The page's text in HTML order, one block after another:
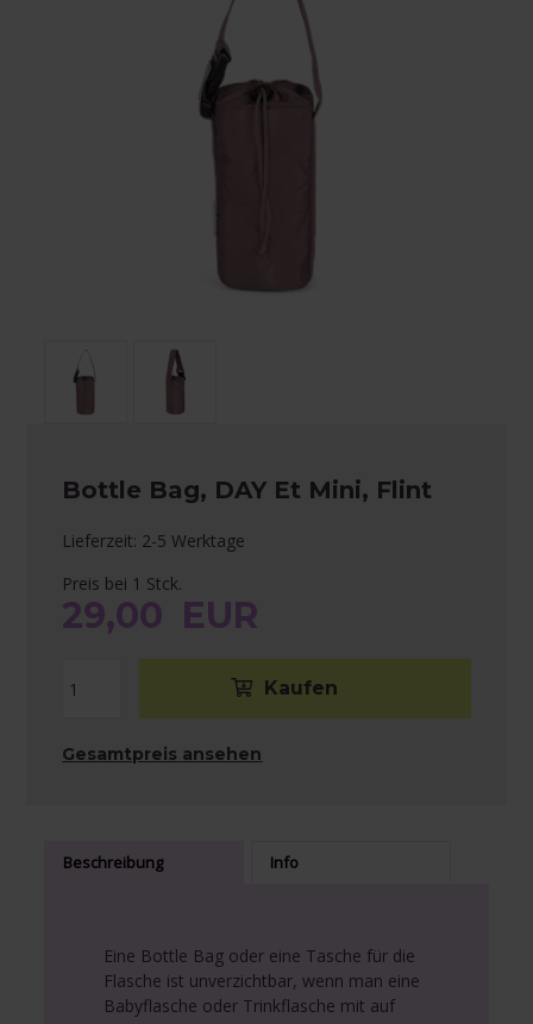
Bottle Bag, DAY Et Mini, Flint
Lieferzeit: 2-5 Werktage
Preis bei 1 Stck.
29,00 EUR
Gesamtpreis ansehen
Beschreibung Info
Eine Bottle Bag oder eine Tasche für die
Flasche ist unverzichtbar, wenn man eine
Babyflasche oder Trinkflasche mit auf